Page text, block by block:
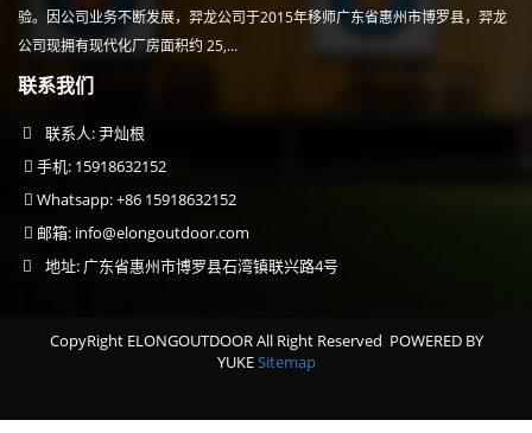
验。因公司业务不断发展，羿龙公司于2015年移师广东省惠州市博罗县，羿龙
公司现拥有现代化厂房面积约 25,...
联系我们
联系人: 尹灿根
手机: 15918632152
Whatsapp: +86 15918632152
邮箱: info@elongoutdoor.com
地址: 广东省惠州市博罗县石湾镇联兴路4号
CopyRight ELONGOUTDOOR All Right Reserved POWERED BY
YUKESitemap